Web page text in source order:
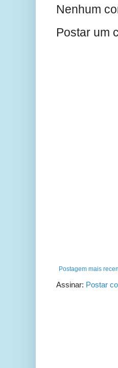
Nenhum
Postar um
Postagem mais
Assinar: Postar